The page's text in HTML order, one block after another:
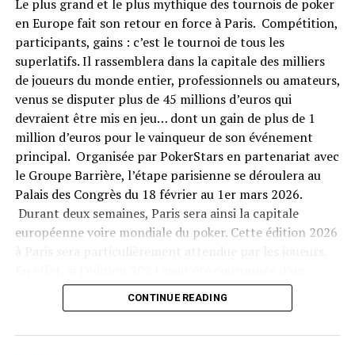
Le plus grand et le plus mythique des tournois de poker
en Europe fait son retour en force à Paris. Compétition,
participants, gains : c’est le tournoi de tous les
superlatifs. Il rassemblera dans la capitale des milliers
de joueurs du monde entier, professionnels ou amateurs,
venus se disputer plus de 45 millions d’euros qui
devraient être mis en jeu… dont un gain de plus de 1
million d’euros pour le vainqueur de son événement
principal. Organisée par PokerStars en partenariat avec
le Groupe Barrière, l’étape parisienne se déroulera au
Palais des Congrès du 18 février au 1er mars 2026.
Durant deux semaines, Paris sera ainsi la capitale
européenne voire mondiale du poker. Cette édition 2026
immense succès, en 2025 elle n’avait pu se tenir faute
de cadre réglementaire en vigueur à l’époque en France
CONTINUE READING